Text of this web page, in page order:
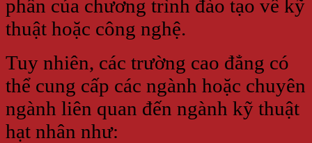
phần của chương trình đào tạo về kỹ
thuật hoặc công nghệ.
Tuy nhiên, các trường cao đẳng có
thể cung cấp các ngành hoặc chuyên
ngành liên quan đến ngành kỹ thuật
hạt nhân như: